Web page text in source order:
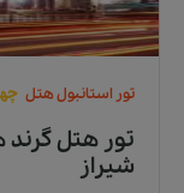
تور استانبولهتل
تور هتل
شیراز